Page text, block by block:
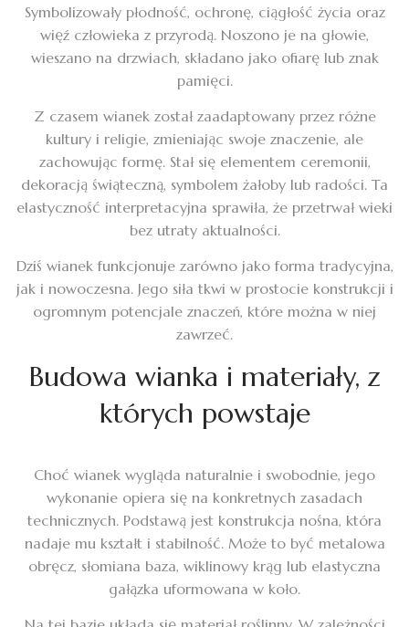
Symbolizowały płodność, ochronę, ciągłość życia oraz
więź człowieka z przyrodą. Noszono je na głowie,
wieszano na drzwiach, składano jako ofiarę lub znak
pamięci.
Z czasem wianek został zaadaptowany przez różne
kultury i religie, zmieniając swoje znaczenie, ale
zachowując formę. Stał się elementem ceremonii,
dekoracją świąteczną, symbolem żałoby lub radości. Ta
elastyczność interpretacyjna sprawiła, że przetrwał wieki
bez utraty aktualności.
Dziś wianek funkcjonuje zarówno jako forma tradycyjna,
jak i nowoczesna. Jego siła tkwi w prostocie konstrukcji i
ogromnym potencjale znaczeń, które można w niej
zawrzeć.
Budowa wianka i materiały, z
których powstaje
Choć wianek wygląda naturalnie i swobodnie, jego
wykonanie opiera się na konkretnych zasadach
technicznych. Podstawą jest konstrukcja nośna, która
nadaje mu kształt i stabilność. Może to być metalowa
obręcz, słomiana baza, wiklinowy krąg lub elastyczna
gałązka uformowana w koło.